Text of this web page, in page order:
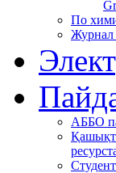
По
АББО